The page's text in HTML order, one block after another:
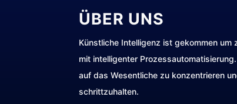
ÜBER UNS
Künstliche Intelligenz ist gekommen
mit intelligenter
auf das Wesentliche zu konzentrieren
schrittzuhalten.